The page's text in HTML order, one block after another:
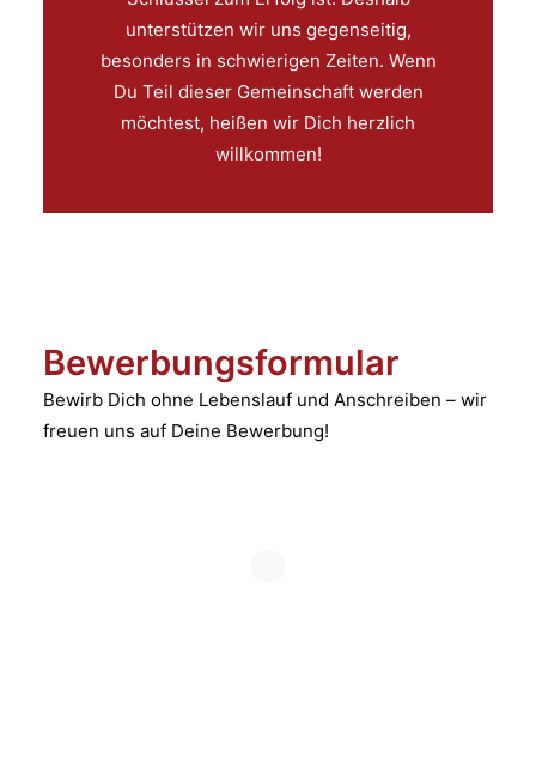
unterstützen wir uns gegenseitig,
besonders in schwierigen Zeiten. Wenn
Du Teil dieser Gemeinschaft werden
möchtest, heißen wir Dich herzlich
willkommen!
Bewerbungsformular
Bewirb Dich ohne Lebenslauf und Anschreiben – wir
freuen uns auf Deine Bewerbung!